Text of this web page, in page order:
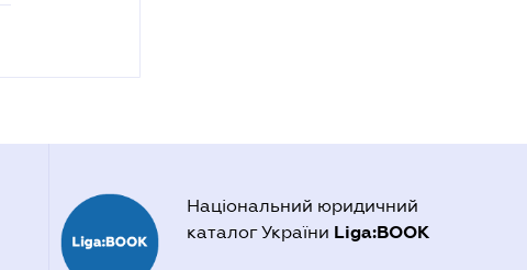
Національний юридичний
каталог України Liga:BOOK